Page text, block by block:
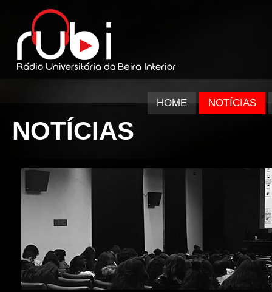
HOME NOTÍCIAS
NOTÍCIAS